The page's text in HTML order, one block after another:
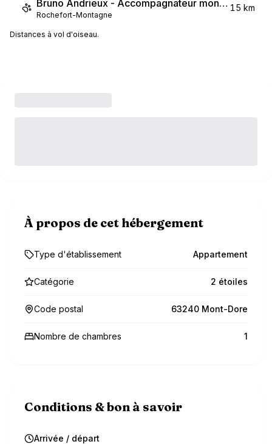
Bruno Andrieux - Accompagnateur montagne
Rochefort-Montagne
15 km
Distances à vol d'oiseau.
À propos de cet hébergement
Type d'établissement Appartement
Catégorie 2 étoiles
Code postal 63240 Mont-Dore
Nombre de chambres 1
Conditions & bon à savoir
Arrivée / départ